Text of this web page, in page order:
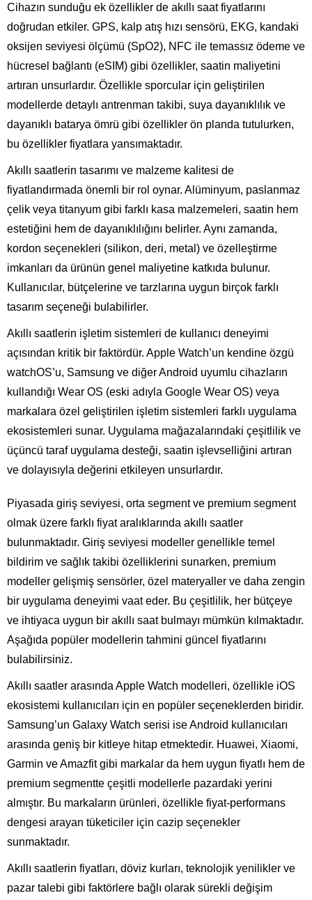
Cihazın sunduğu ek özellikler de akıllı saat fiyatlarını
doğrudan etkiler. GPS, kalp atış hızı sensörü, EKG, kandaki
oksijen seviyesi ölçümü (SpO2), NFC ile temassız ödeme ve
hücresel bağlantı (eSIM) gibi özellikler, saatin maliyetini
artıran unsurlardır. Özellikle sporcular için geliştirilen
modellerde detaylı antrenman takibi, suya dayanıklılık ve
dayanıklı batarya ömrü gibi özellikler ön planda tutulurken,
bu özellikler fiyatlara yansımaktadır.
Akıllı saatlerin tasarımı ve malzeme kalitesi de
fiyatlandırmada önemli bir rol oynar. Alüminyum, paslanmaz
çelik veya titanyum gibi farklı kasa malzemeleri, saatin hem
estetiğini hem de dayanıklılığını belirler. Aynı zamanda,
kordon seçenekleri (silikon, deri, metal) ve özelleştirme
imkanları da ürünün genel maliyetine katkıda bulunur.
Kullanıcılar, bütçelerine ve tarzlarına uygun birçok farklı
tasarım seçeneği bulabilirler.
Akıllı saatlerin işletim sistemleri de kullanıcı deneyimi
açısından kritik bir faktördür. Apple Watch’un kendine özgü
watchOS’u, Samsung ve diğer Android uyumlu cihazların
kullandığı Wear OS (eski adıyla Google Wear OS) veya
markalara özel geliştirilen işletim sistemleri farklı uygulama
ekosistemleri sunar. Uygulama mağazalarındaki çeşitlilik ve
üçüncü taraf uygulama desteği, saatin işlevselliğini artıran
ve dolayısıyla değerini etkileyen unsurlardır.
Piyasada giriş seviyesi, orta segment ve premium segment
olmak üzere farklı fiyat aralıklarında akıllı saatler
bulunmaktadır. Giriş seviyesi modeller genellikle temel
bildirim ve sağlık takibi özelliklerini sunarken, premium
modeller gelişmiş sensörler, özel materyaller ve daha zengin
bir uygulama deneyimi vaat eder. Bu çeşitlilik, her bütçeye
ve ihtiyaca uygun bir akıllı saat bulmayı mümkün kılmaktadır.
Aşağıda popüler modellerin tahmini güncel fiyatlarını
bulabilirsiniz.
Akıllı saatler arasında Apple Watch modelleri, özellikle iOS
ekosistemi kullanıcıları için en popüler seçeneklerden biridir.
Samsung’un Galaxy Watch serisi ise Android kullanıcıları
arasında geniş bir kitleye hitap etmektedir. Huawei, Xiaomi,
Garmin ve Amazfit gibi markalar da hem uygun fiyatlı hem de
premium segmentte çeşitli modellerle pazardaki yerini
almıştır. Bu markaların ürünleri, özellikle fiyat-performans
dengesi arayan tüketiciler için cazip seçenekler
sunmaktadır.
Akıllı saatlerin fiyatları, döviz kurları, teknolojik yenilikler ve
pazar talebi gibi faktörlere bağlı olarak sürekli değişim